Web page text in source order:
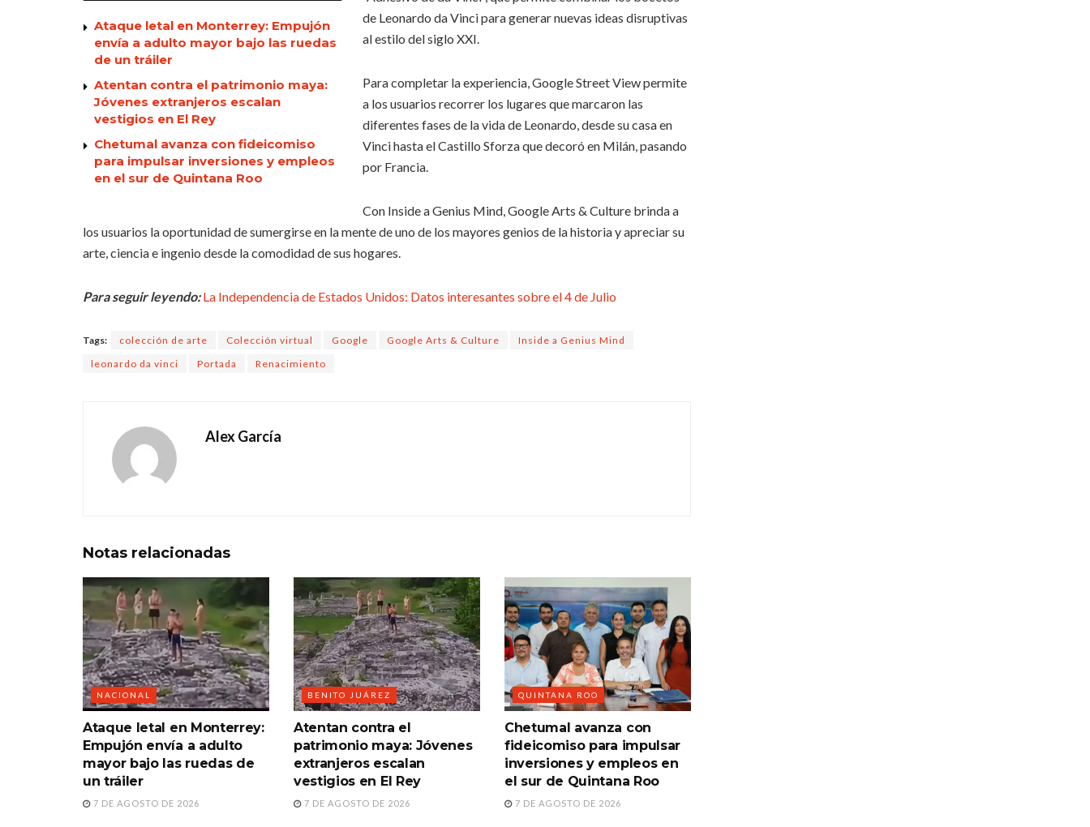
Ataque letal en Monterrey: Empujón
envía a adulto mayor bajo las ruedas
de un tráiler
Atentan contra el patrimonio maya:
Jóvenes extranjeros escalan
vestigios en El Rey
Chetumal avanza con fideicomiso
para impulsar inversiones y empleos
en el sur de Quintana Roo
de Leonardo da Vinci para generar nuevas ideas disruptivas
al estilo del siglo XXI.
Para completar la experiencia, Google Street View permite
a los usuarios recorrer los lugares que marcaron las
diferentes fases de la vida de Leonardo, desde su casa en
Vinci hasta el Castillo Sforza que decoró en Milán, pasando
por Francia.
Con Inside a Genius Mind, Google Arts & Culture brinda a
los usuarios la oportunidad de sumergirse en la mente de uno de los mayores genios de la historia y apreciar su
arte, ciencia e ingenio desde la comodidad de sus hogares.
Para seguir leyendo: La Independencia de Estados Unidos: Datos interesantes sobre el 4 de Julio
Tags: colección de arte Colección virtual Google Google Arts & Culture
Inside a Genius Mind
leonardo da vinci
Portada Renacimiento
Alex García
Notas relacionadas
NACIONAL
Ataque letal en Monterrey:
Empujón envía a adulto
mayor bajo las ruedas de
un tráiler
7 DE AGOSTO DE 2026
BENITO JUÁREZ
Atentan contra el
patrimonio maya: Jóvenes
extranjeros escalan
vestigios en El Rey
7 DE AGOSTO DE 2026
QUINTANA ROO
Chetumal avanza con
fideicomiso para impulsar
inversiones y empleos en
el sur de Quintana Roo
7 DE AGOSTO DE 2026